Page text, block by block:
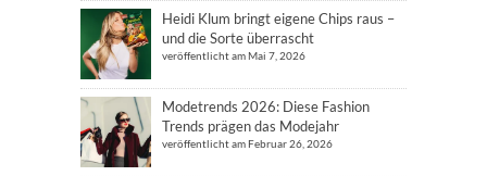
Heidi Klum bringt eigene Chips raus –
und die Sorte überrascht
veröffentlicht am Mai 7, 2026
Modetrends 2026: Diese Fashion
Trends prägen das Modejahr
veröffentlicht am Februar 26, 2026